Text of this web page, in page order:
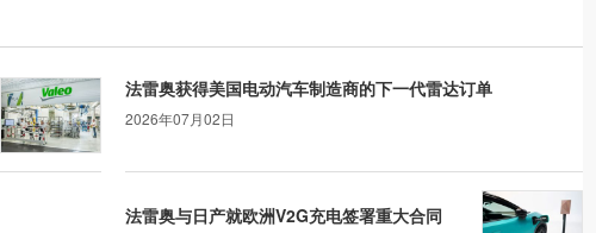
法雷奥获得美国电动汽车制造商的下一代雷达订单
2026年07月02日
法雷奥与日产就欧洲V2G充电签署重大合同